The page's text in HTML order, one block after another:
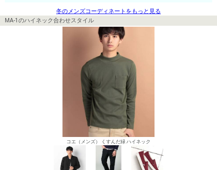
冬のメンズコーディネートをもっと見る
MA-1のハイネック合わせスタイル
コエ（メンズ） くすんだ緑 ハイネック